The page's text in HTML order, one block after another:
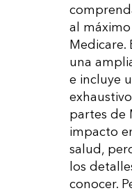
al
Medicare.
una
e incluye
partes de
impacto
salud,
los
conocer.